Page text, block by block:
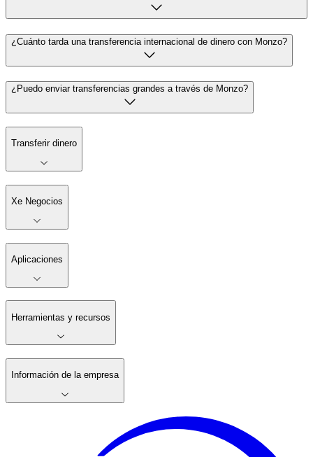
¿Cuánto tarda una transferencia internacional de dinero con Monzo?
¿Puedo enviar transferencias grandes a través de Monzo?
Transferir dinero
Xe Negocios
Aplicaciones
Herramientas y recursos
Información de la empresa